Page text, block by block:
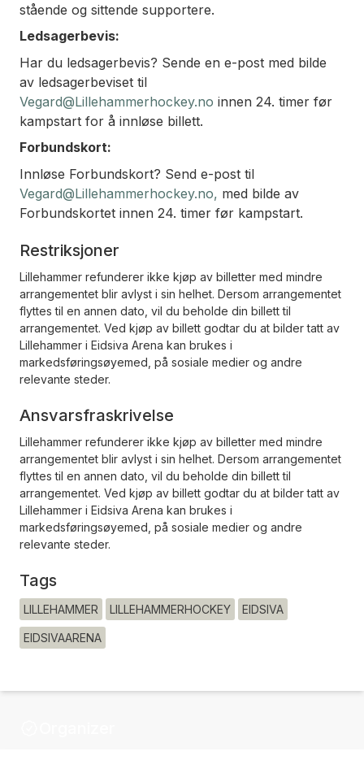
stående og sittende supportere.
Ledsagerbevis:
Har du ledsagerbevis? Sende en e-post med bilde
av ledsagerbeviset til
Vegard@Lillehammerhockey.no innen 24. timer før
kampstart for å innløse billett.
Forbundskort:
Innløse Forbundskort? Send e-post til
Vegard@Lillehammerhockey.no, med bilde av
Forbundskortet innen 24. timer før kampstart.
Restriksjoner
Lillehammer refunderer ikke kjøp av billetter med mindre
arrangementet blir avlyst i sin helhet. Dersom arrangementet
flyttes til en annen dato, vil du beholde din billett til
arrangementet. Ved kjøp av billett godtar du at bilder tatt av
Lillehammer i Eidsiva Arena kan brukes i
markedsføringsøyemed, på sosiale medier og andre
relevante steder.
Ansvarsfraskrivelse
Lillehammer refunderer ikke kjøp av billetter med mindre
arrangementet blir avlyst i sin helhet. Dersom arrangementet
flyttes til en annen dato, vil du beholde din billett til
arrangementet. Ved kjøp av billett godtar du at bilder tatt av
Lillehammer i Eidsiva Arena kan brukes i
markedsføringsøyemed, på sosiale medier og andre
relevante steder.
Tags
LILLEHAMMER LILLEHAMMERHOCKEY EIDSIVA
EIDSIVAARENA